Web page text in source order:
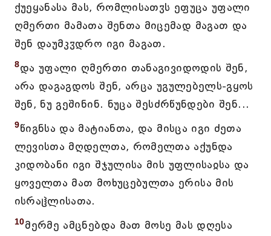
ქუეყანასა მას, რომლისათჳს ეფუცა უფალი
ღმერთი მამათა შენთა მიცემად მაგათ და
შენ დაუმკჳდრო იგი მაგათ.
8და უფალი ღმერთი თანაგივიდოდის შენ,
არა დაგაგდოს შენ, არცა უგულებელს-გყოს
შენ, ნუ გეშინინ. ნუცა შესძრწუნდები შენ...
9წიგნსა და მატიანთა, და მისცა იგი ძეთა
ლევისთა მღდელთა, რომელთა აქუნდა
კიდობანი იგი შჯულისა მის უფლისაჲსა და
ყოველთა მათ მოხუცებულთა ერისა მის
ისრაჱლისათა.
10მერმე ამცნებდა მათ მოსე მას დღესა